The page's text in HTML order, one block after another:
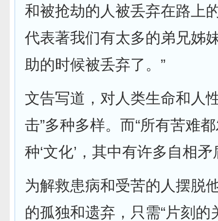
和被抢劫的人被丢弃在路上
代表著我们有太多的弟兄姊
助的时候被丢弃了。”
文告写道，对人类生命和人
击”多种多样。而“所有苦难
种‘文化’，其中有许多自相矛
为解救患病和受苦的人摆脱
的孤独和遗弃，只需“片刻的